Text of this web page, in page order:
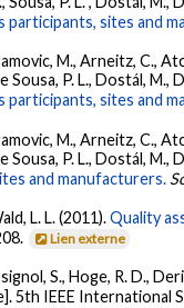
participants, sites and
M., Arneitz, C.,
Sousa, P. L., Dostál, M.,
sites and
M., Arneitz, C.,
Sousa, P. L., Dostál, M.,
and manufacturers.
L. L. (2011).Quality
Lien externe
S., Hoge, R. D.,
5th IEEE International